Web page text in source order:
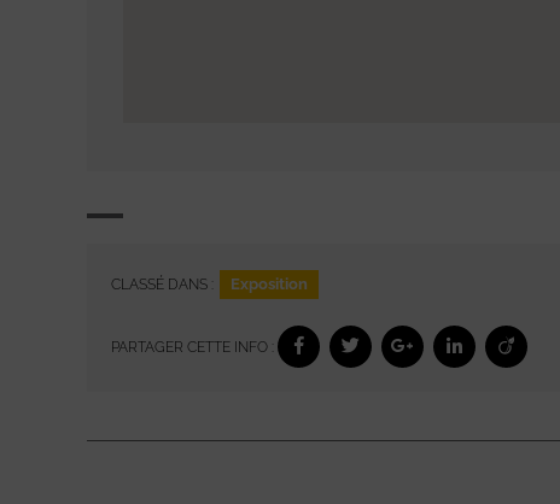
CLASSÉ DANS : Exposition
PARTAGER CETTE INFO :